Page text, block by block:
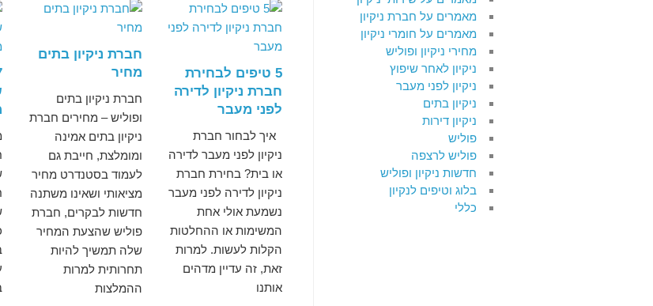
5 טיפים לבחירת
חברת ניקיון לדירה
לפני מעבר
איך לבחור חברת
ניקיון לפני מעבר לדירה
או בית? בחירת חברת
ניקיון לדירה לפני מעבר
נשמעת אולי אחת
המשימות או ההחלטות
הקלות לעשות. למרות
זאת, זה עדיין מדהים
אותנו
חברת ניקיון בתים
מחיר
חברת ניקיון בתים
ופוליש – מחירים חברת
ניקיון בתים אמינה
ומומלצת, חייבת גם
לעמוד בסטנדרט מחיר
מציאותי ושאינו משתנה
חדשות לבקרים, חברת
פוליש שהצעת המחיר
שלה תמשיך להיות
תחרותית למרות
ההמלצות
מאמרים על חברת ניקיון
מאמרים על חומרי ניקיון
מחירי ניקיון ופוליש
ניקיון לאחר שיפוץ
ניקיון לפני מעבר
ניקיון בתים
ניקיון דירות
פוליש
פוליש לרצפה
חדשות ניקיון ופוליש
בלוג וטיפים לנקיון
כללי